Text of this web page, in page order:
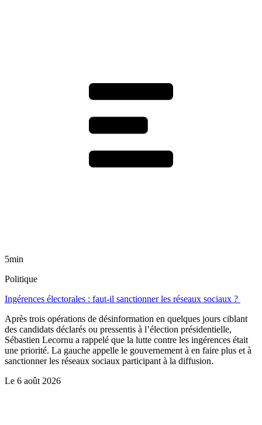
5min
Politique
Ingérences électorales : faut-il sanctionner les réseaux sociaux ?
Après trois opérations de désinformation en quelques jours ciblant
des candidats déclarés ou pressentis à l’élection présidentielle,
Sébastien Lecornu a rappelé que la lutte contre les ingérences était
une priorité. La gauche appelle le gouvernement à en faire plus et à
sanctionner les réseaux sociaux participant à la diffusion.
Le 6 août 2026